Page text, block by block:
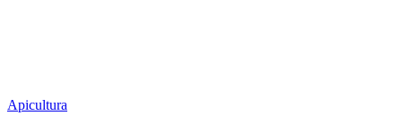
Apicultura